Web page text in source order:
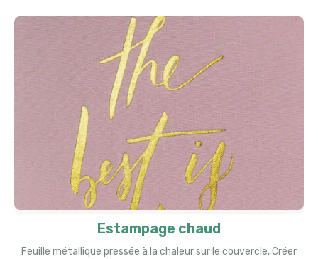
Estampage chaud
Feuille métallique pressée à la chaleur sur le couvercle, Créer